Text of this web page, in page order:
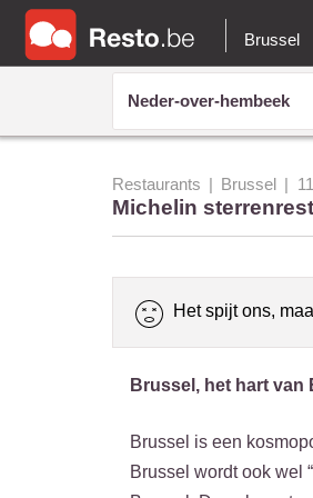
Brussel
Restaurants Brussel
Michelin
Het spijt ons,
Brussel, het hart van
Brussel is een
Brussel wordt ook wel